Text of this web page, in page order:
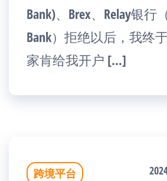
Bank)、Brex、Relay银行
Bank）拒绝以后，我终
家肯给我开户 […]
跨境平台